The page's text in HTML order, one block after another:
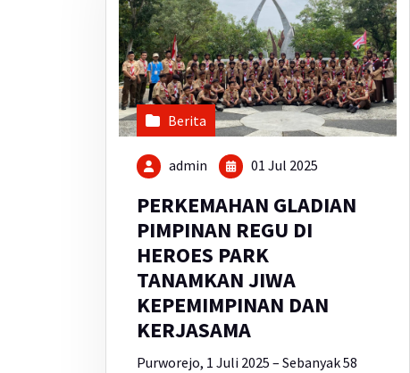
Berita
admin 01 Jul 2025
PERKEMAHAN GLADIAN
PIMPINAN REGU DI
HEROES PARK
TANAMKAN JIWA
KEPEMIMPINAN DAN
KERJASAMA
Purworejo, 1 Juli 2025 – Sebanyak 58